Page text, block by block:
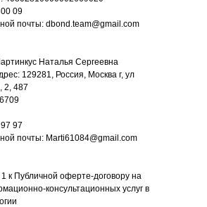
09
почты: dbond.team@gmail.com
Наталья Сергеевна
129281, Россия, Москва г, ул
2, 487
97
почты: Marti61084@gmail.com
к Публичной оферте-договору на
консультационных услуг в